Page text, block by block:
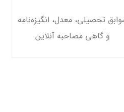
تحصیلی، معدل، انگیزه‌نامه
و گاهی مصاحبه آنلاین